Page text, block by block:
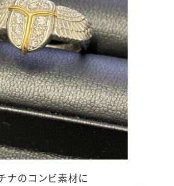
ナのコンビ素材に